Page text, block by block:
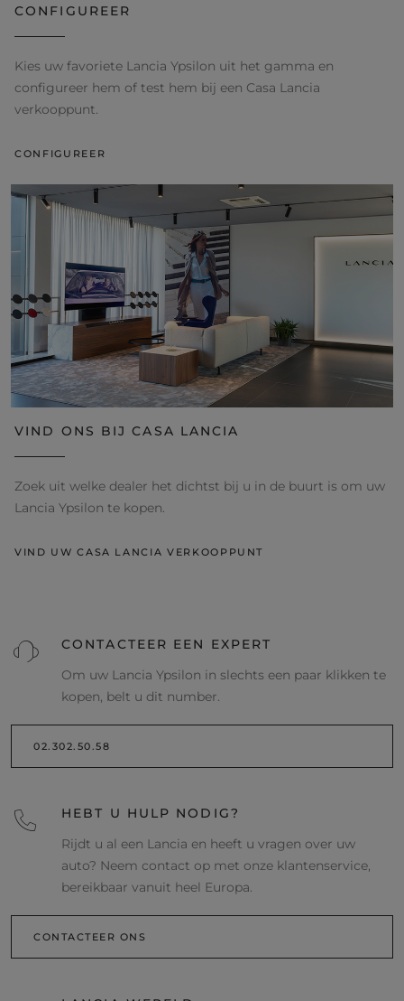
CONFIGUREER
Kies uw favoriete Lancia Ypsilon uit het gamma en
configureer hem of test hem bij een Casa Lancia
verkooppunt.
CONFIGUREER
VIND ONS BIJ CASA LANCIA
Zoek uit welke dealer het dichtst bij u in de buurt is om uw
Lancia Ypsilon te kopen.
VIND UW CASA LANCIA VERKOOPPUNT
CONTACTEER EEN EXPERT
Om uw Lancia Ypsilon in slechts een paar klikken te
kopen, belt u dit number.
02.302.50.58
HEBT U HULP NODIG?
Rijdt u al een Lancia en heeft u vragen over uw
auto? Neem contact op met onze klantenservice,
bereikbaar vanuit heel Europa.
CONTACTEER ONS